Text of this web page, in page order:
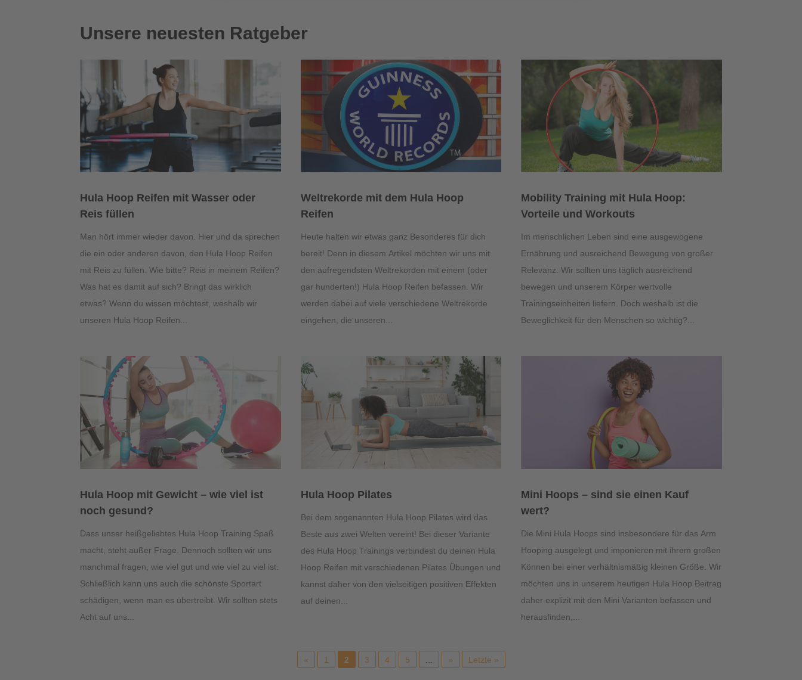
Unsere neuesten Ratgeber
Hula Hoop Reifen mit Wasser oder
Reis füllen
Man hört immer wieder davon. Hier und da sprechen
die ein oder anderen davon, den Hula Hoop Reifen
mit Reis zu füllen. Wie bitte? Reis in meinem Reifen?
Was hat es damit auf sich? Bringt das wirklich
etwas? Wenn du wissen möchtest, weshalb wir
unseren Hula Hoop Reifen...
Hula Hoop mit Gewicht – wie viel ist
noch gesund?
Dass unser heißgeliebtes Hula Hoop Training Spaß
macht, steht außer Frage. Dennoch sollten wir uns
manchmal fragen, wie viel gut und wie viel zu viel ist.
Schließlich kann uns auch die schönste Sportart
schädigen, wenn man es übertreibt. Wir sollten stets
Acht auf uns...
Weltrekorde mit dem Hula Hoop
Reifen
Heute halten wir etwas ganz Besonderes für dich
bereit! Denn in diesem Artikel möchten wir uns mit
den aufregendsten Weltrekorden mit einem (oder
gar hunderten!) Hula Hoop Reifen befassen. Wir
werden dabei auf viele verschiedene Weltrekorde
eingehen, die unseren...
Hula Hoop Pilates
Bei dem sogenannten Hula Hoop Pilates wird das
Beste aus zwei Welten vereint! Bei dieser Variante
des Hula Hoop Trainings verbindest du deinen Hula
Hoop Reifen mit verschiedenen Pilates Übungen und
kannst daher von den vielseitigen positiven Effekten
auf deinen...
Mobility Training mit Hula Hoop:
Vorteile und Workouts
Im menschlichen Leben sind eine ausgewogene
Ernährung und ausreichend Bewegung von großer
Relevanz. Wir sollten uns täglich ausreichend
bewegen und unserem Körper wertvolle
Trainingseinheiten liefern. Doch weshalb ist die
Beweglichkeit für den Menschen so wichtig?...
Mini Hoops – sind sie einen Kauf
wert?
Die Mini Hula Hoops sind insbesondere für das Arm
Hooping ausgelegt und imponieren mit ihrem großen
Können bei einer verhältnismäßig kleinen Größe. Wir
möchten uns in unserem heutigen Hula Hoop Beitrag
daher explizit mit den Mini Varianten befassen und
herausfinden,...
« 1 2 3 4 5 » Letzte »